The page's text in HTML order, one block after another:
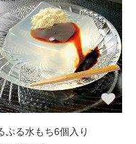
ぷる水もち6個入り